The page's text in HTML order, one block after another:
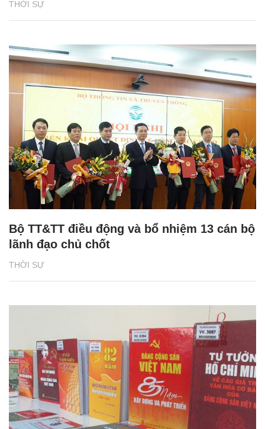
THỜI SỰ
THỜI SỰ
Bộ TT&TT điều động và bổ nhiệm 13 cán bộ
lãnh đạo chủ chốt